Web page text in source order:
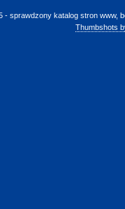
- sprawdzony katalog stron www,
Thumbshots